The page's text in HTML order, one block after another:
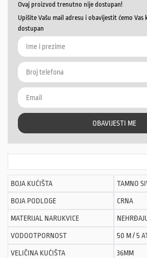
Ovaj proizvod trenutno nije dostupan!
Upišite Vašu mail adresu i obavijestit ćemo
dostupan
OBAVIJESTI ME
BOJA KUĆIŠTA TAMNO
BOJA PODLOGE CRNA
MATERIJAL NARUKVICE
VODOOTPORNOST 50 M / 5
VELIČINA KUĆIŠTA 36MM